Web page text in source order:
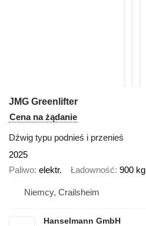
JMG Greenlifter
Cena na żądanie
Dźwig typu podnieś i przenieś
2025
Paliwo elektr. Ładowność 900 kg
Niemcy, Crailsheim
Hanselmann GmbH